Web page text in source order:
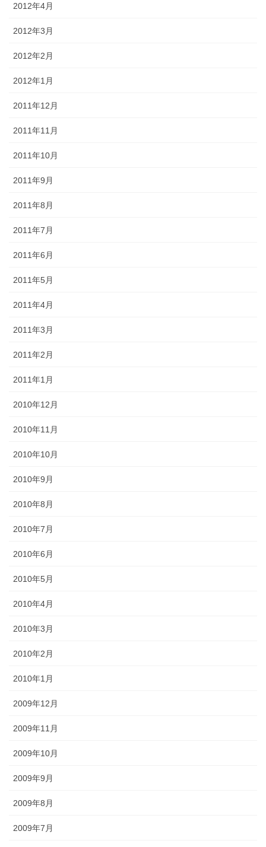
2012年4月
2012年3月
2012年2月
2012年1月
2011年12月
2011年11月
2011年10月
2011年9月
2011年8月
2011年7月
2011年6月
2011年5月
2011年4月
2011年3月
2011年2月
2011年1月
2010年12月
2010年11月
2010年10月
2010年9月
2010年8月
2010年7月
2010年6月
2010年5月
2010年4月
2010年3月
2010年2月
2010年1月
2009年12月
2009年11月
2009年10月
2009年9月
2009年8月
2009年7月